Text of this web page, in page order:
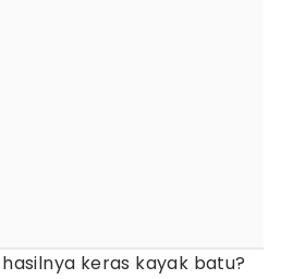
keras kayak batu?